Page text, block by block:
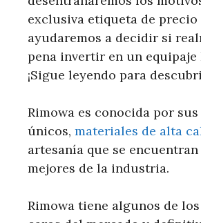
exclusiva etiqueta de precio
ayudaremos a decidir si
pena invertir en un equipaje
¡Sigue leyendo para
Rimowa es conocida por
únicos, materiales de alta
artesanía que se
mejores de la industria.
Rimowa tiene algunos de